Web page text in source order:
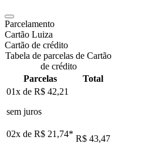
Parcelamento
Cartão Luiza
Cartão de crédito
Tabela de parcelas de Cartão
de crédito
Parcelas
Total
01x de R$ 42,21
sem juros
02x de R$ 21,74* R$ 43,47